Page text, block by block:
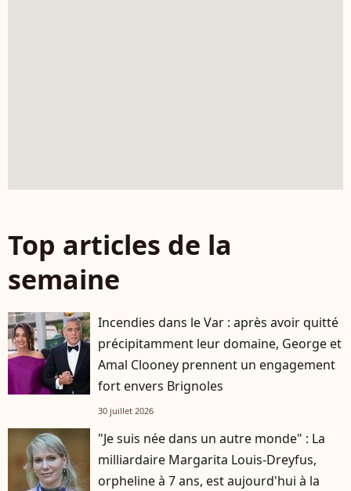
Top articles de la
semaine
Incendies dans le Var : après avoir quitté
précipitamment leur domaine, George et
Amal Clooney prennent un engagement
fort envers Brignoles
30 juillet 2026
"Je suis née dans un autre monde" : La
milliardaire Margarita Louis-Dreyfus,
orpheline à 7 ans, est aujourd'hui à la